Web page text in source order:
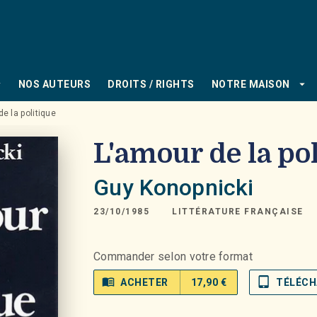
NOS AUTEURS DROITS / RIGHTS NOTRE MAISON arrow_drop_down
la politique
L'amour de la
Guy Konopnicki
23/10/1985 LITTÉRATURE FRANÇAISE
Commander selon votre format
menu_book ACHETER 17,90 € tablet_mac